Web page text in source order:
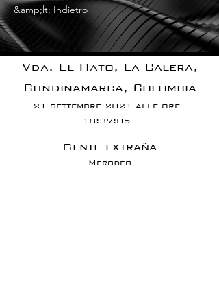
&amp;lt; Indietro
Vda. El Hato, La Calera,
Cundinamarca, Colombia
21 settembre 2021 alle ore
18:37:05
Gente extraña
Merodeo